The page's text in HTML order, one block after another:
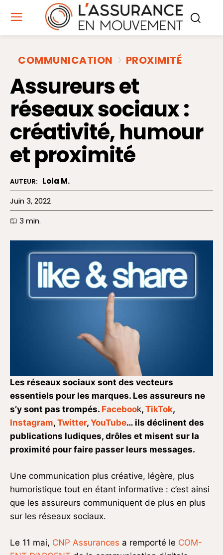
COMMUNICATION PROXIMITÉ
Assureurs et
réseaux sociaux :
créativité, humour
et proximité
AUTEUR: Lola M.
Juin 3, 2022
3 min.
Les réseaux sociaux sont des vecteurs
essentiels pour les marques. Les assureurs ne
s’y sont pas trompés. Facebook, TikTok,
Instagram, Twitter, YouTube… ils déclinent des
publications ludiques, drôles et misent sur la
proximité pour faire passer leurs messages.
Une communication plus créative, légère, plus
humoristique tout en étant informative : c’est ainsi
que les assureurs communiquent de plus en plus
sur les réseaux sociaux.
Le 11 mai, CNP Assurances a remporté le COM-